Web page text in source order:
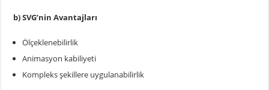
b) SVG’nin Avantajları
Ölçeklenebilirlik
Animasyon kabiliyeti
Kompleks şekillere uygulanabilirlik